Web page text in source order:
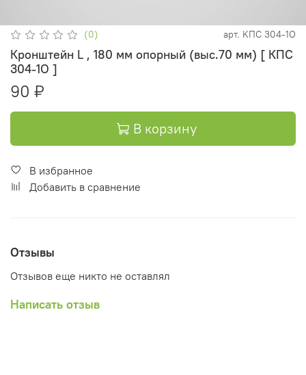
(0) арт. KПC 304-1O
Кронштейн L , 180 мм опорный (выс.70 мм) [ КПС
304-1О ]
90 ₽
В корзину
В избранное
Добавить в сравнение
Отзывы
Отзывов еще никто не оставлял
Написать отзыв